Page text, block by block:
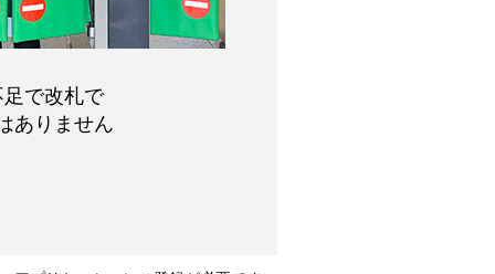
足で改札で
ありません